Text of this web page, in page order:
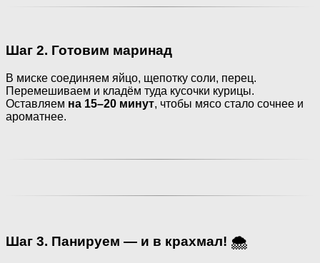
Шаг 2. Готовим маринад
В миске соединяем яйцо, щепотку соли, перец.
Перемешиваем и кладём туда кусочки курицы.
Оставляем на 15–20 минут, чтобы мясо стало сочнее и
ароматнее.
Шаг 3. Панируем — и в крахмал! 🌨️